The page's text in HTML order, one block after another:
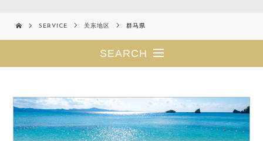
SERVICE 关东地区 群马県
SEARCH